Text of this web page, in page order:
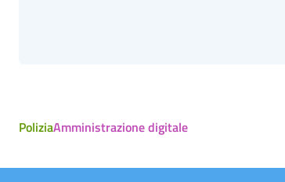
PoliziaAmministrazione digitale